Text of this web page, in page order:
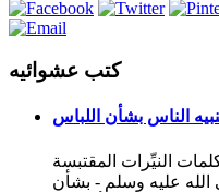
كتب عشوائيه
الناس بشأن اللباس
النيِّرات المقتبسة
عليه وسلم - بشأن